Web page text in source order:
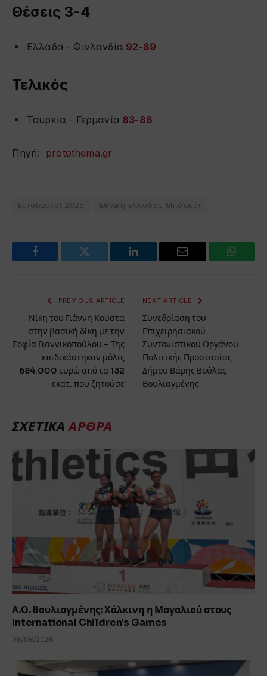
Θέσεις 3-4
Ελλάδα – Φινλανδία 92-89
Τελικός
Τουρκία – Γερμανία 83-88
Πηγή: protothema.gr
Eurobasket 2025 Εθνική Ελλάδος Μπάσκετ
Facebook Twitter LinkedIn Email
PREVIOUS ARTICLE
Νίκη του Γιάννη Κούστα
στην βασική δίκη με την
Σοφία Γιαννικοπούλου – Της
επιδικάστηκαν μόλις
684.000 ευρώ από τα 132
εκατ. που ζητούσε
NEXT ARTICLE
Συνεδρίαση του
Επιχειρησιακού
Συντονιστικού Οργάνου
Πολιτικής Προστασίας
Δήμου Βάρης Βούλας
Βουλιαγμένης
ΣΧΕΤΙΚΆΆΡΘΡΑ
Α.Ο. Βουλιαγμένης: Χάλκινη η Μαγαλιού στους
International Children’s Games
06/08/2026